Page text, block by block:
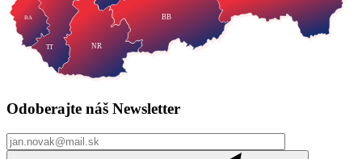
TT NR
BB
BA
Odoberajte náš Newsletter